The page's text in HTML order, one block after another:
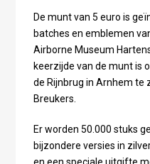
De munt van 5 euro is
batches en emblemen
Airborne Museum
keerzijde van de munt is
de Rijnbrug in Arnhem te
Breukers.
Er worden 50.000 stuks
bijzondere versies in